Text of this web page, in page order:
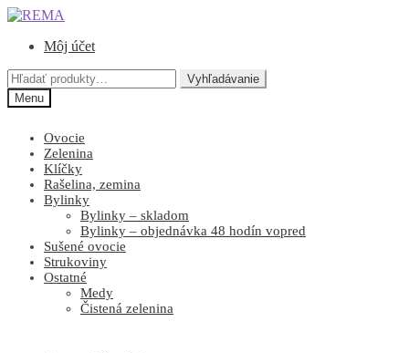
Preskočiť
navigáciu
Preskočiť
obsah
Môj účet
Hľadať:
Vyhľadávanie
Menu
Ovocie
Zelenina
Klíčky
Rašelina, zemina
Bylinky
Bylinky – skladom
Bylinky – objednávka 48 hodín vopred
Sušené ovocie
Strukoviny
Ostatné
Medy
Čistená zelenina